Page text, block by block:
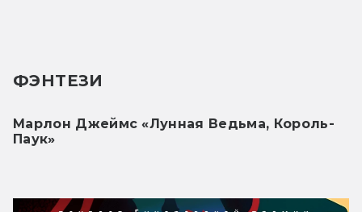
ФЭНТЕЗИ
Марлон Джеймс «Лунная Ведьма, Король-
Паук»